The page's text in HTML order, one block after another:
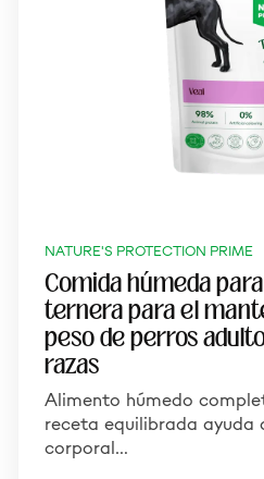
NATURE'S PROTECTION PRIME
Comida húmeda
ternera para el
peso de perros
razas
Alimento húmedo
receta equilibrada ayuda
corporal…